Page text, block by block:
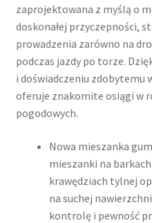
zaprojektowana z myślą o
doskonałej przyczepności,
prowadzenia zarówno na
podczas jazdy po torze.
i doświadczeniu zdobytemu
oferuje znakomite osiągi w
pogodowych.​
Nowa mieszanka
mieszanki na
krawędziach tylnej
na suchej
kontrolę i pewność